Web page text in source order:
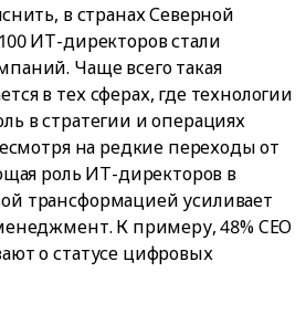
в странах Северной
ИТ-директоров стали
Чаще всего такая
в тех сферах, где технологии
в стратегии и операциях
на редкие переходы от
роль ИТ-директоров в
трансформацией усиливает
К примеру, 48% CEO
о статусе цифровых